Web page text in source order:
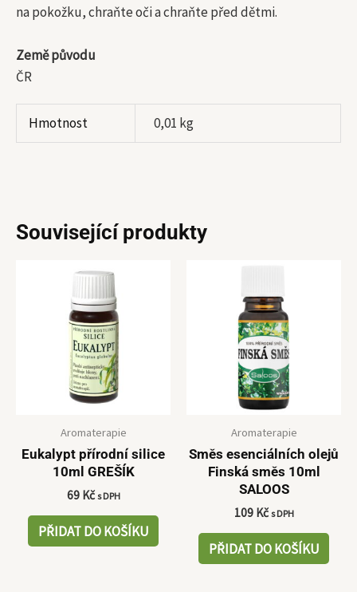
na pokožku, chraňte oči a chraňte před dětmi.
Země původu
ČR
Hmotnost 0,01 kg
Související produkty
Aromaterapie
Eukalypt přírodní silice
10ml GREŠÍK
69 Kč s DPH
PŘIDAT DO KOŠÍKU
Aromaterapie
Směs esenciálních olejů
Finská směs 10ml
SALOOS
109 Kč s DPH
PŘIDAT DO KOŠÍKU